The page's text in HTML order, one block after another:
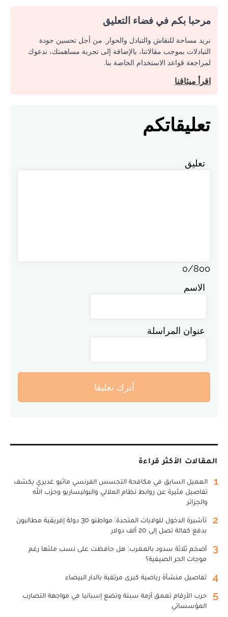
مرحبا بكم في فضاء التعليق
نريد مساحة للنقاش والتبادل والحوار. من أجل تحسين جودة
التبادلات بموجب مقالاتنا، بالإضافة إلى تجربة مساهمتك، ندعوك
لمراجعة قواعد الاستخدام الخاصة بنا.
اقرأ ميثاقنا
تعليقاتكم
تعليق
0/800
الاسم
عنوان المراسلة
أترك تعليقا
المقالات الأكثر قراءة
1
العميل السابق في مكافحة التجسس الفرنسي ماثيو غديري يكشف
تفاصيل مثيرة عن روابط نظام الملالي والبوليساريو وحزب الله
والجزائر
2
تأشيرة الدخول للولايات المتحدة: مواطنو 30 دولة إفريقية مطالبون
بدفع كفالة تصل إلى 20 ألف دولار
3
أضخم ثلاثة سدود بالمغرب: هل حافظت على نسب ملئها رغم
موجات الحر الصيفية؟
4 تفاصيل منشأة رياضية كبرى مرتقبة بالدار البيضاء
5
حرب الأرقام تعمق أزمة سبتة وتضع إسبانيا في مواجهة التضارب
المؤسساتي